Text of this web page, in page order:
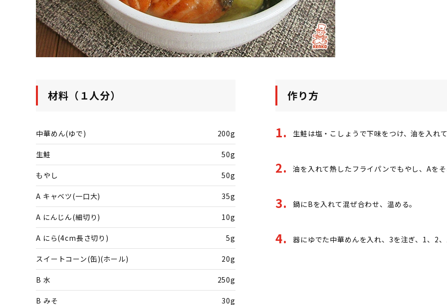
材料（１人分）
中華めん(ゆで) 200g
生鮭 50g
もやし 50g
A キャベツ(一口大) 35g
A にんじん(細切り) 10g
A にら(4cm長さ切り) 5g
スイートコーン(缶)(ホール) 20g
B 水 250g
B みそ 30g
作り方
生鮭は塩・こしょうで下味をつけ、油を入れ
油を入れて熱したフライパンでもやし、Aを
鍋にBを入れて混ぜ合わせ、温める。
器にゆでた中華めんを入れ、3を注ぎ、1、2